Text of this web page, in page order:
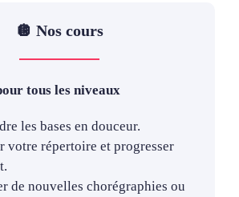
🪩 Nos cours
tous les niveaux
les bases en douceur.
votre répertoire et progresser
de nouvelles chorégraphies ou